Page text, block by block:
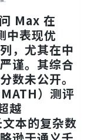
Max 在
中表现优
，尤其在中
谨。其综合
数未公开。
）测评
越
本的复杂数